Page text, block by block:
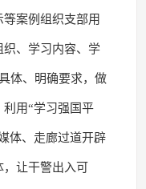
案例组织支部用
织、学习内容、学
体、明确要求，做
用“学习强国平
体、走廊过道开辟
让干警出入可